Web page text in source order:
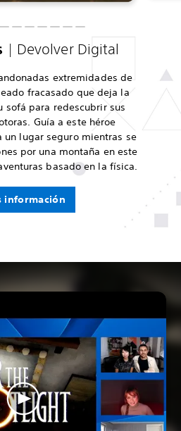
| Devolver Digital
extremidades de
fracasado que deja la
sofá para redescubrir sus
Guía a este héroe
un lugar seguro mientras se
por una montaña en este
basado en la física.
información